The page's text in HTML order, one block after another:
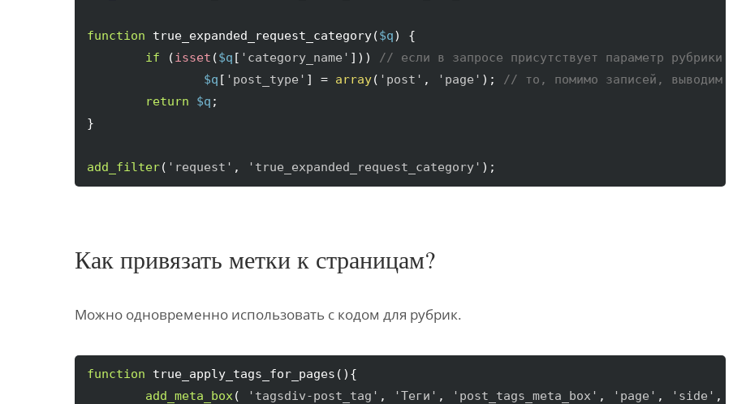
function true_expanded_request_category($q)
{
if
(isset ($q [ 'category_name' ] ) )
// если в запросе присутствует параметр рубрики
$q [ 'post_type' ] = array( 'post' , 'page' ) ; // то, помимо записей, выводим
return
$q
}
add_filter( 'request' , 'true_expanded_request_category' ) ;
Как привязать метки к страницам?
Можно одновременно использовать с кодом для рубрик.
function true_apply_tags_for_pages ( ) {
add_meta_box( 'tagsdiv-post_tag' , 'Теги' , 'post_tags_meta_box' , 'page' , 'side' ,